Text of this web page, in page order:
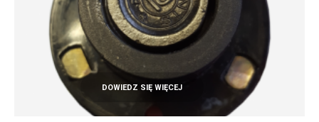
DOWIEDZ SIĘ WIĘCEJ